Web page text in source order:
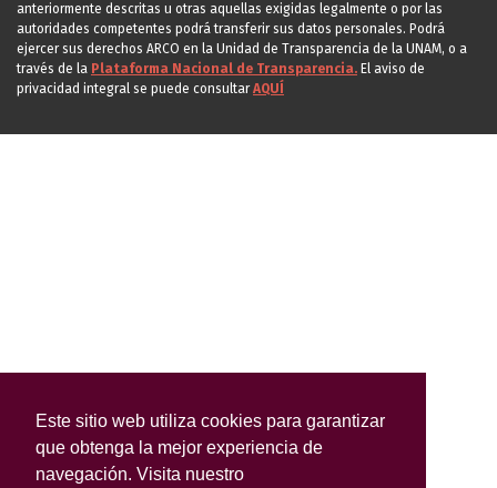
Este sitio web utiliza cookies para garantizar
que obtenga la mejor experiencia de
navegación. Visita nuestro
anteriormente descritas u otras aquellas exigidas legalmente o por las
autoridades competentes podrá transferir sus datos personales. Podrá
ejercer sus derechos ARCO en la Unidad de Transparencia de la UNAM, o a
través de la Plataforma Nacional de Transparencia. El aviso de
privacidad integral se puede consultarAQUÍ